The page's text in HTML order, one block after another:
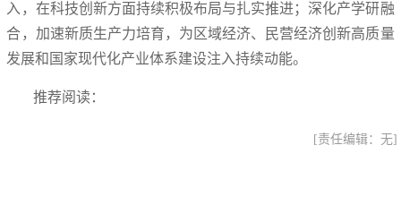
入，在科技创新方面持续积极布局与扎实推进；深化产学研融
合，加速新质生产力培育，为区域经济、民营经济创新高质量
发展和国家现代化产业体系建设注入持续动能。
推荐阅读：
[责任编辑：无]